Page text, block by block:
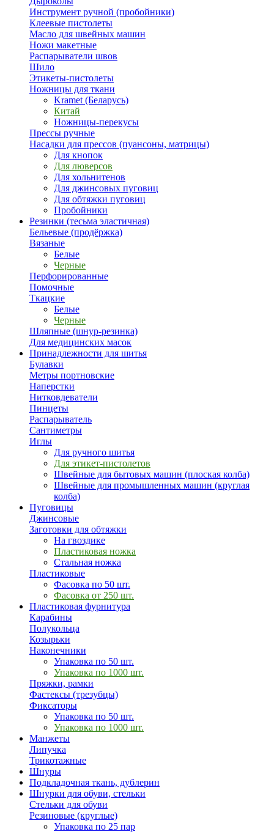
Инструмент ручной (пробойники)
Клеевые пистолеты
Масло для швейных машин
Ножи макетные
Распарыватели швов
Шило
Этикеты-пистолеты
Ножницы для ткани
Kramet (Беларусь)
Китай
Ножницы-перекусы
Прессы ручные
Насадки для прессов (пуансоны, матрицы)
Для кнопок
Для люверсов
Для хольнитенов
Для джинсовых пуговиц
Для обтяжки пуговиц
Пробойники
Резинки (тесьма эластичная)
Бельевые (продёржка)
Вязаные
Белые
Черные
Перфорированные
Помочные
Ткацкие
Белые
Черные
Шляпные (шнур-резинка)
Для медицинских масок
Принадлежности для шитья
Булавки
Метры портновские
Наперстки
Нитковдеватели
Пинцеты
Распарыватель
Сантиметры
Иглы
Для ручного шитья
Для этикет-пистолетов
Швейные для бытовых машин (плоская колба)
Швейные для промышленных машин (круглая
колба)
Пуговицы
Джинсовые
Заготовки для обтяжки
На гвоздике
Пластиковая ножка
Стальная ножка
Пластиковые
Фасовка по 50 шт.
Фасовка от 250 шт.
Пластиковая фурнитура
Карабины
Полукольца
Козырьки
Наконечники
Упаковка по 50 шт.
Упаковка по 1000 шт.
Пряжки, рамки
Фастексы (трезубцы)
Фиксаторы
Упаковка по 50 шт.
Упаковка по 1000 шт.
Манжеты
Липучка
Трикотажные
Шнуры
Подкладочная ткань, дублерин
Шнурки для обуви, стельки
Стельки для обуви
Резиновые (круглые)
Упаковка по 25 пар